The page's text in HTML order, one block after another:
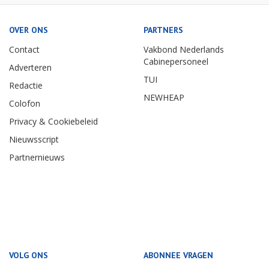
OVER ONS
Contact
Adverteren
Redactie
Colofon
Privacy & Cookiebeleid
Nieuwsscript
Partnernieuws
PARTNERS
Vakbond Nederlands
Cabinepersoneel
TUI
NEWHEAP
VOLG ONS ABONNEE VRAGEN